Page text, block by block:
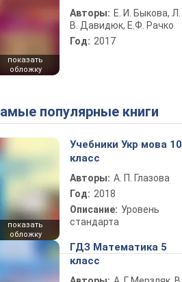
показать
обложку
Авторы: Е. И. Быкова, Л.
В. Давидюк, Е.Ф. Рачко
Год: 2017
Самые популярные книги
показать
обложку
Учебники Укр мова 10
класс
Авторы: А. П. Глазова
Год: 2018
Описание: Уровень
стандарта
ГДЗ Математика 5
класс